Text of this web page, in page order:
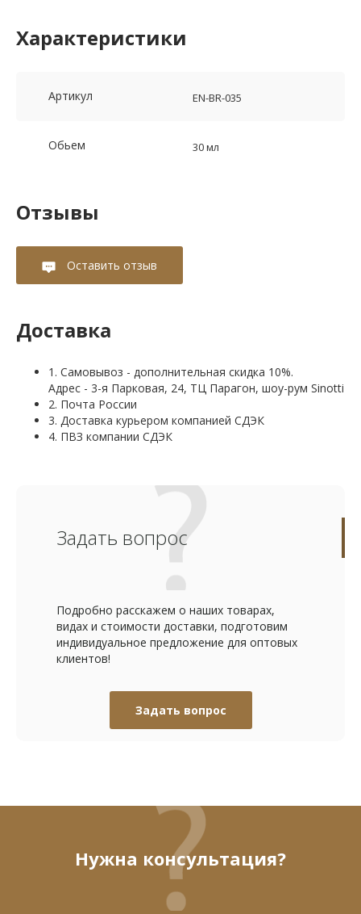
Характеристики
Артикул EN-BR-035
Обьем 30 мл
Отзывы
Оставить отзыв
Доставка
1. Самовывоз - дополнительная скидка 10%.
Адрес - 3-я Парковая, 24, ТЦ Парагон, шоу-рум Sinotti
2. Почта России
3. Доставка курьером компанией СДЭК
4. ПВЗ компании СДЭК
Задать вопрос
Подробно расскажем о наших товарах,
видах и стоимости доставки, подготовим
индивидуальное предложение для оптовых
клиентов!
Задать вопрос
Нужна консультация?